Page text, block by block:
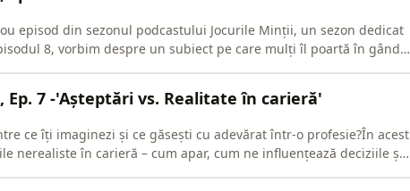
episod din sezonul podcastului Jocurile Minții, un sezon dedicat
8, vorbim despre un subiect pe care mulți îl poartă în gând,
Ep. 7 -'Așteptări vs. Realitate în carieră'
ce îți imaginezi și ce găsești cu adevărat într-o profesie?În acest
nerealiste în carieră – cum apar, cum ne influențează deciziile și,